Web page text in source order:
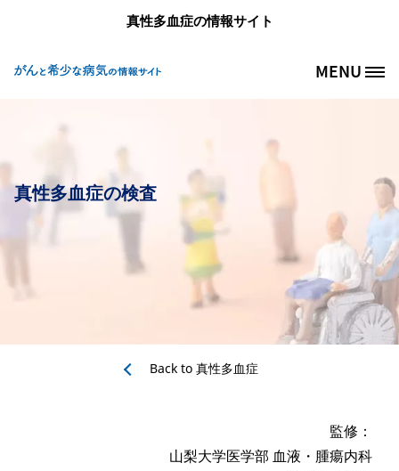
メインコンテンツに移動
真性多血症の情報サイト
Site Logo MENU
真性多血症の検査
Back to 真性多血症
監修：
山梨大学医学部 血液・腫瘍内科